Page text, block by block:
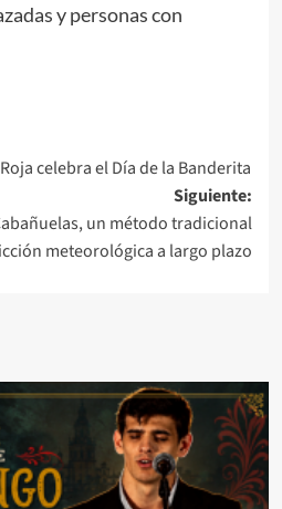
y personas con
celebra el Día de la Banderita
Siguiente:
un método tradicional
meteorológica a largo plazo